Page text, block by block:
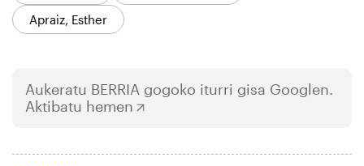
Apraiz, Esther
Aukeratu BERRIA gogoko iturri gisa Googlen.
Aktibatu hemen